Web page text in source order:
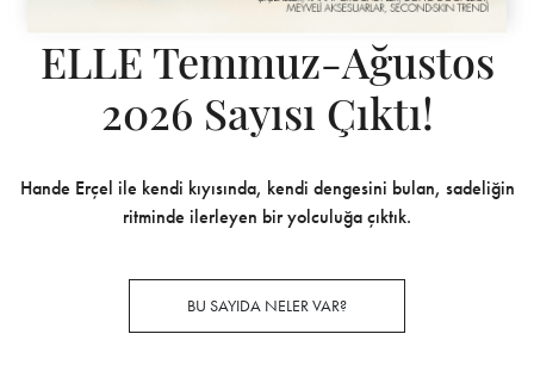
ELLE Temmuz-Ağustos
2026 Sayısı Çıktı!
Hande Erçel ile kendi kıyısında, kendi dengesini bulan, sadeliğin
ritminde ilerleyen bir yolculuğa çıktık.
BU SAYIDA NELER VAR?